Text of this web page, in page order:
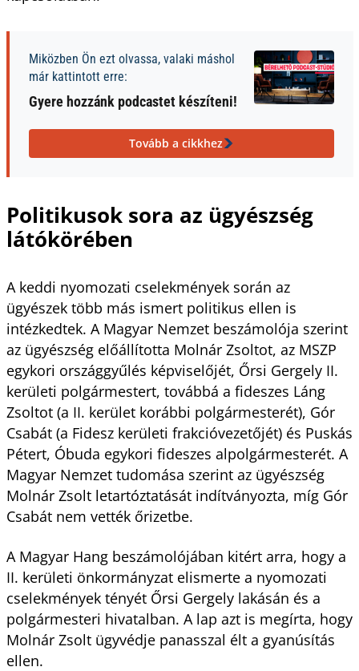
Miközben Ön ezt olvassa, valaki máshol
már kattintott erre:
Gyere hozzánk podcastet készíteni!
Tovább a cikkhez
Politikusok sora az ügyészség
látókörében
A keddi nyomozati cselekmények során az
ügyészek több más ismert politikus ellen is
intézkedtek. A Magyar Nemzet beszámolója szerint
az ügyészség előállította Molnár Zsoltot, az MSZP
egykori országgyűlés képviselőjét, Őrsi Gergely II.
kerületi polgármestert, továbbá a fideszes Láng
Zsoltot (a II. kerület korábbi polgármesterét), Gór
Csabát (a Fidesz kerületi frakcióvezetőjét) és Puskás
Pétert, Óbuda egykori fideszes alpolgármesterét. A
Magyar Nemzet tudomása szerint az ügyészség
Molnár Zsolt letartóztatását indítványozta, míg Gór
Csabát nem vették őrizetbe.
A Magyar Hang beszámolójában kitért arra, hogy a
II. kerületi önkormányzat elismerte a nyomozati
cselekmények tényét Őrsi Gergely lakásán és a
polgármesteri hivatalban. A lap azt is megírta, hogy
Molnár Zsolt ügyvédje panasszal élt a gyanúsítás
ellen.